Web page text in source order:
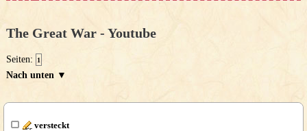
The Great War - Youtube
Seiten: 1
Nach unten ▼
versteckt